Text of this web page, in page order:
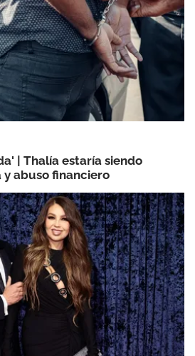
| Thalía estaría siendo
abuso financiero